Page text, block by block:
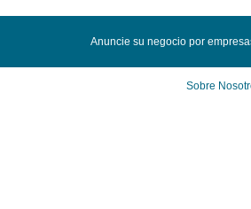
Anuncie su negocio por
Sobre